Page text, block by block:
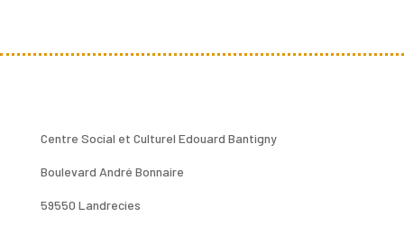
Centre Social et Culturel Edouard Bantigny
Boulevard André Bonnaire
59550 Landrecies